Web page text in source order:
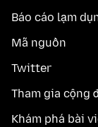
Báo cáo lạm
Mã nguồn
Twitter
Tham gia cộng
Khám phá bài